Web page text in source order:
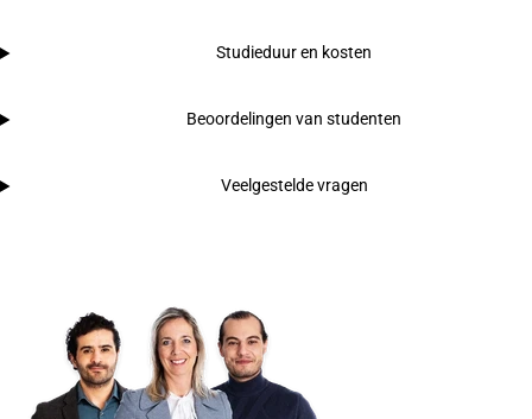
Studieduur en kosten
Beoordelingen van studenten
Veelgestelde vragen